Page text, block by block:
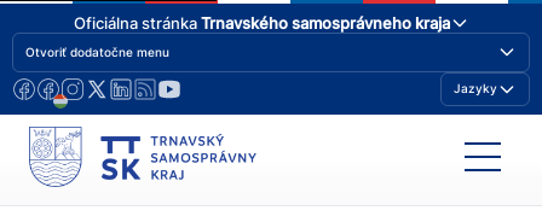
Oficiálna stránkaTrnavského samosprávneho kraja
Otvoriť dodatočne menu
Jazyky